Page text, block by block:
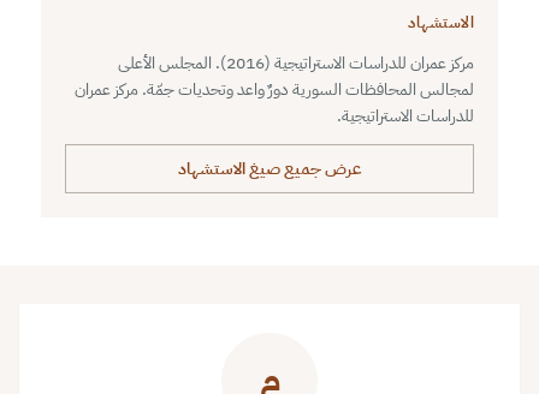
الاستشهاد
مركز عمران للدراسات الاستراتيجية (2016). المجلس الأعلى
لمجالس المحافظات السورية دورٌ واعد وتحديات جمّة. مركز عمران
للدراسات الاستراتيجية.
عرض جميع صيغ الاستشهاد
م